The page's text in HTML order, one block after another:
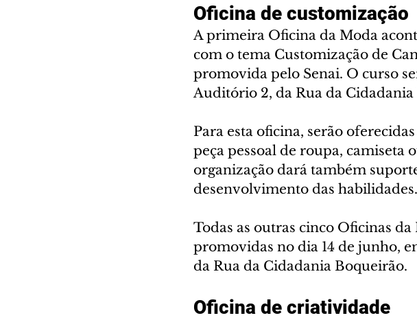
Oficina de customização
A primeira Oficina da Moda
com o tema Customização de
promovida pelo Senai. O curso
Auditório 2, da Rua da
Para esta oficina, serão
peça pessoal de roupa, camiseta
organização dará também
desenvolvimento das habilidades.
Todas as outras cinco Oficinas
promovidas no dia 14 de junho,
da Rua da Cidadania Boqueirão.
Oficina de criatividade